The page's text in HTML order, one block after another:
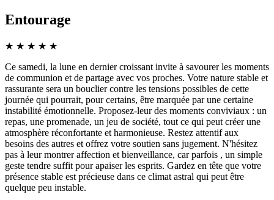
Entourage
★ ★ ★ ★ ★
Ce samedi, la lune en dernier croissant invite à savourer les moments
de communion et de partage avec vos proches. Votre nature stable et
rassurante sera un bouclier contre les tensions possibles de cette
journée qui pourrait, pour certains, être marquée par une certaine
instabilité émotionnelle. Proposez-leur des moments conviviaux : un
repas, une promenade, un jeu de société, tout ce qui peut créer une
atmosphère réconfortante et harmonieuse. Restez attentif aux
besoins des autres et offrez votre soutien sans jugement. N'hésitez
pas à leur montrer affection et bienveillance, car parfois , un simple
geste tendre suffit pour apaiser les esprits. Gardez en tête que votre
présence stable est précieuse dans ce climat astral qui peut être
quelque peu instable.